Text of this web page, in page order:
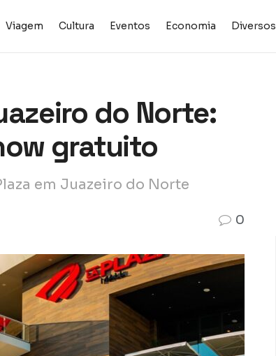
Viagem Cultura Eventos Economia Diversos
do Norte:
gratuito
em Juazeiro do Norte
0